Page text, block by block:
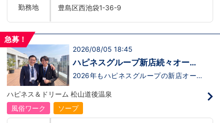
職者になれない(´;ω;｀)なんて経験はあり
ませんか？？当グループは年功序列ではな
く実力主義です。頑張り次第でいくらでも
のある方には必要な席をしっかりご用意で
入社後、最短で8ヶ月で店長になった先輩
もいます。その先輩のあとにアナタも続き
ませんか！？勿論、男性だけではなく女性
も活躍中。ハピネスグループ初の女性店長
イトレジャー業界だからといって一般大手
企業様に引けを取らない体制で取り組んで
いる会社です。そのため、誰もが安心して
入社・勤務のできる環境なのです。それで
勤務地 豊島区西池袋1-36-9
急募！
2026/08/05 18:45
ハピネスグループ新店続々オープ
ン決定！
2026年もハピネスグループの新店オープ
てみませんか？いままでの職歴も学歴も一
切関係ありません。頑張り次第で20代で
年収1000万円も夢じゃないんです！一般
職からの転職や、女性からのご応募大歓
ハピネス＆ドリーム 松山道後温泉
風俗ワーク
ソープ